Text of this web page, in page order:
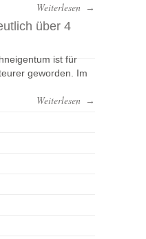
Weiterlesen →
über 4
ist für
geworden. Im
Weiterlesen →